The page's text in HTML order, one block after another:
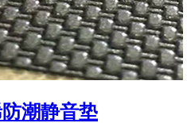
潮静音垫